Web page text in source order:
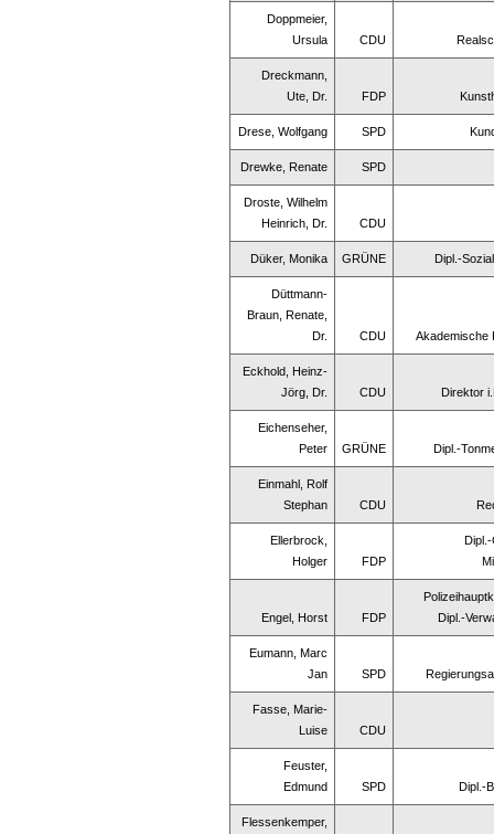
Doppmeier,
Ursula
CDU
Dreckmann,
Ute, Dr.
FDP
Drese, Wolfgang SPD
Drewke, Renate SPD
Droste, Wilhelm
Heinrich, Dr.
CDU
Düker, Monika GRÜNE Dipl.-
Düttmann-
Braun, Renate,
Dr.
CDU Akademische
Eckhold, Heinz-
Jörg, Dr.
CDU Direktor
Eichenseher,
Peter
GRÜNE Dipl.-
Einmahl, Rolf
Stephan
CDU
Ellerbrock,
Holger
FDP
Engel, Horst FDP
Dipl.-
Eumann, Marc
Jan
SPD
Fasse, Marie-
Luise
CDU
Feuster,
Edmund
SPD Dipl.-
Flessenkemper,